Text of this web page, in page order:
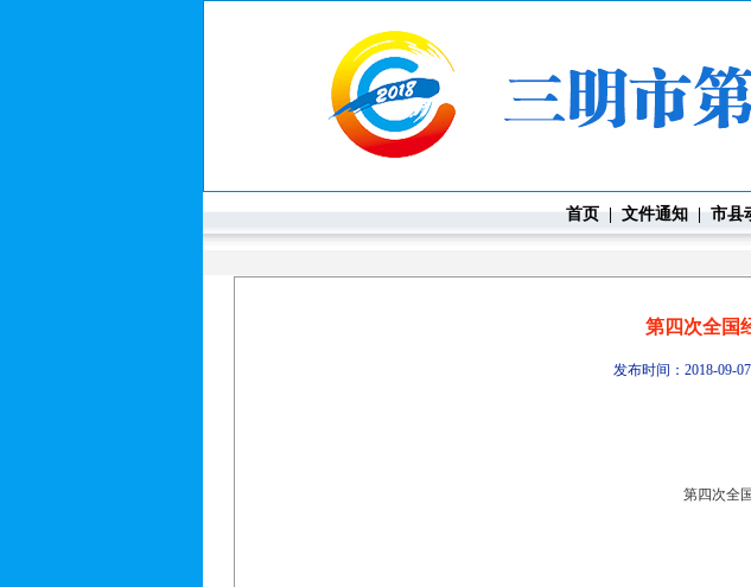
首页|文件通知|市县
第四次全国
发布时间：2018-09-
第四次全